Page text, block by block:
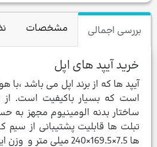
بررسی اجمالی مشخصات
خرید آیپد های اپل
آیپد ها که از برند اپل می باشد ،با
است که بسیار باکیفیت است.
ساختار بدنه الومینیوم مجهز به
تبلت ها قابلیت پشتیبانی از سیم
ها 7.5×169.5×240 میلی متر و وزن این کالا 469 گرم است .